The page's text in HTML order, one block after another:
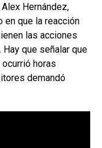
Hernández,
en que la reacción
las acciones
que señalar que
horas
demandó